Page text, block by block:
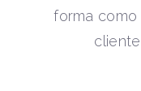
forma como